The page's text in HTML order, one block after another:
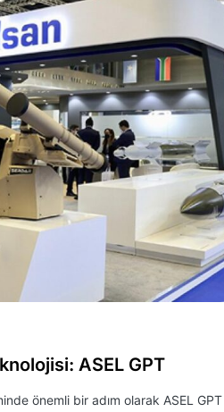
ASEL GPT
önemli bir adım olarak ASEL GPT